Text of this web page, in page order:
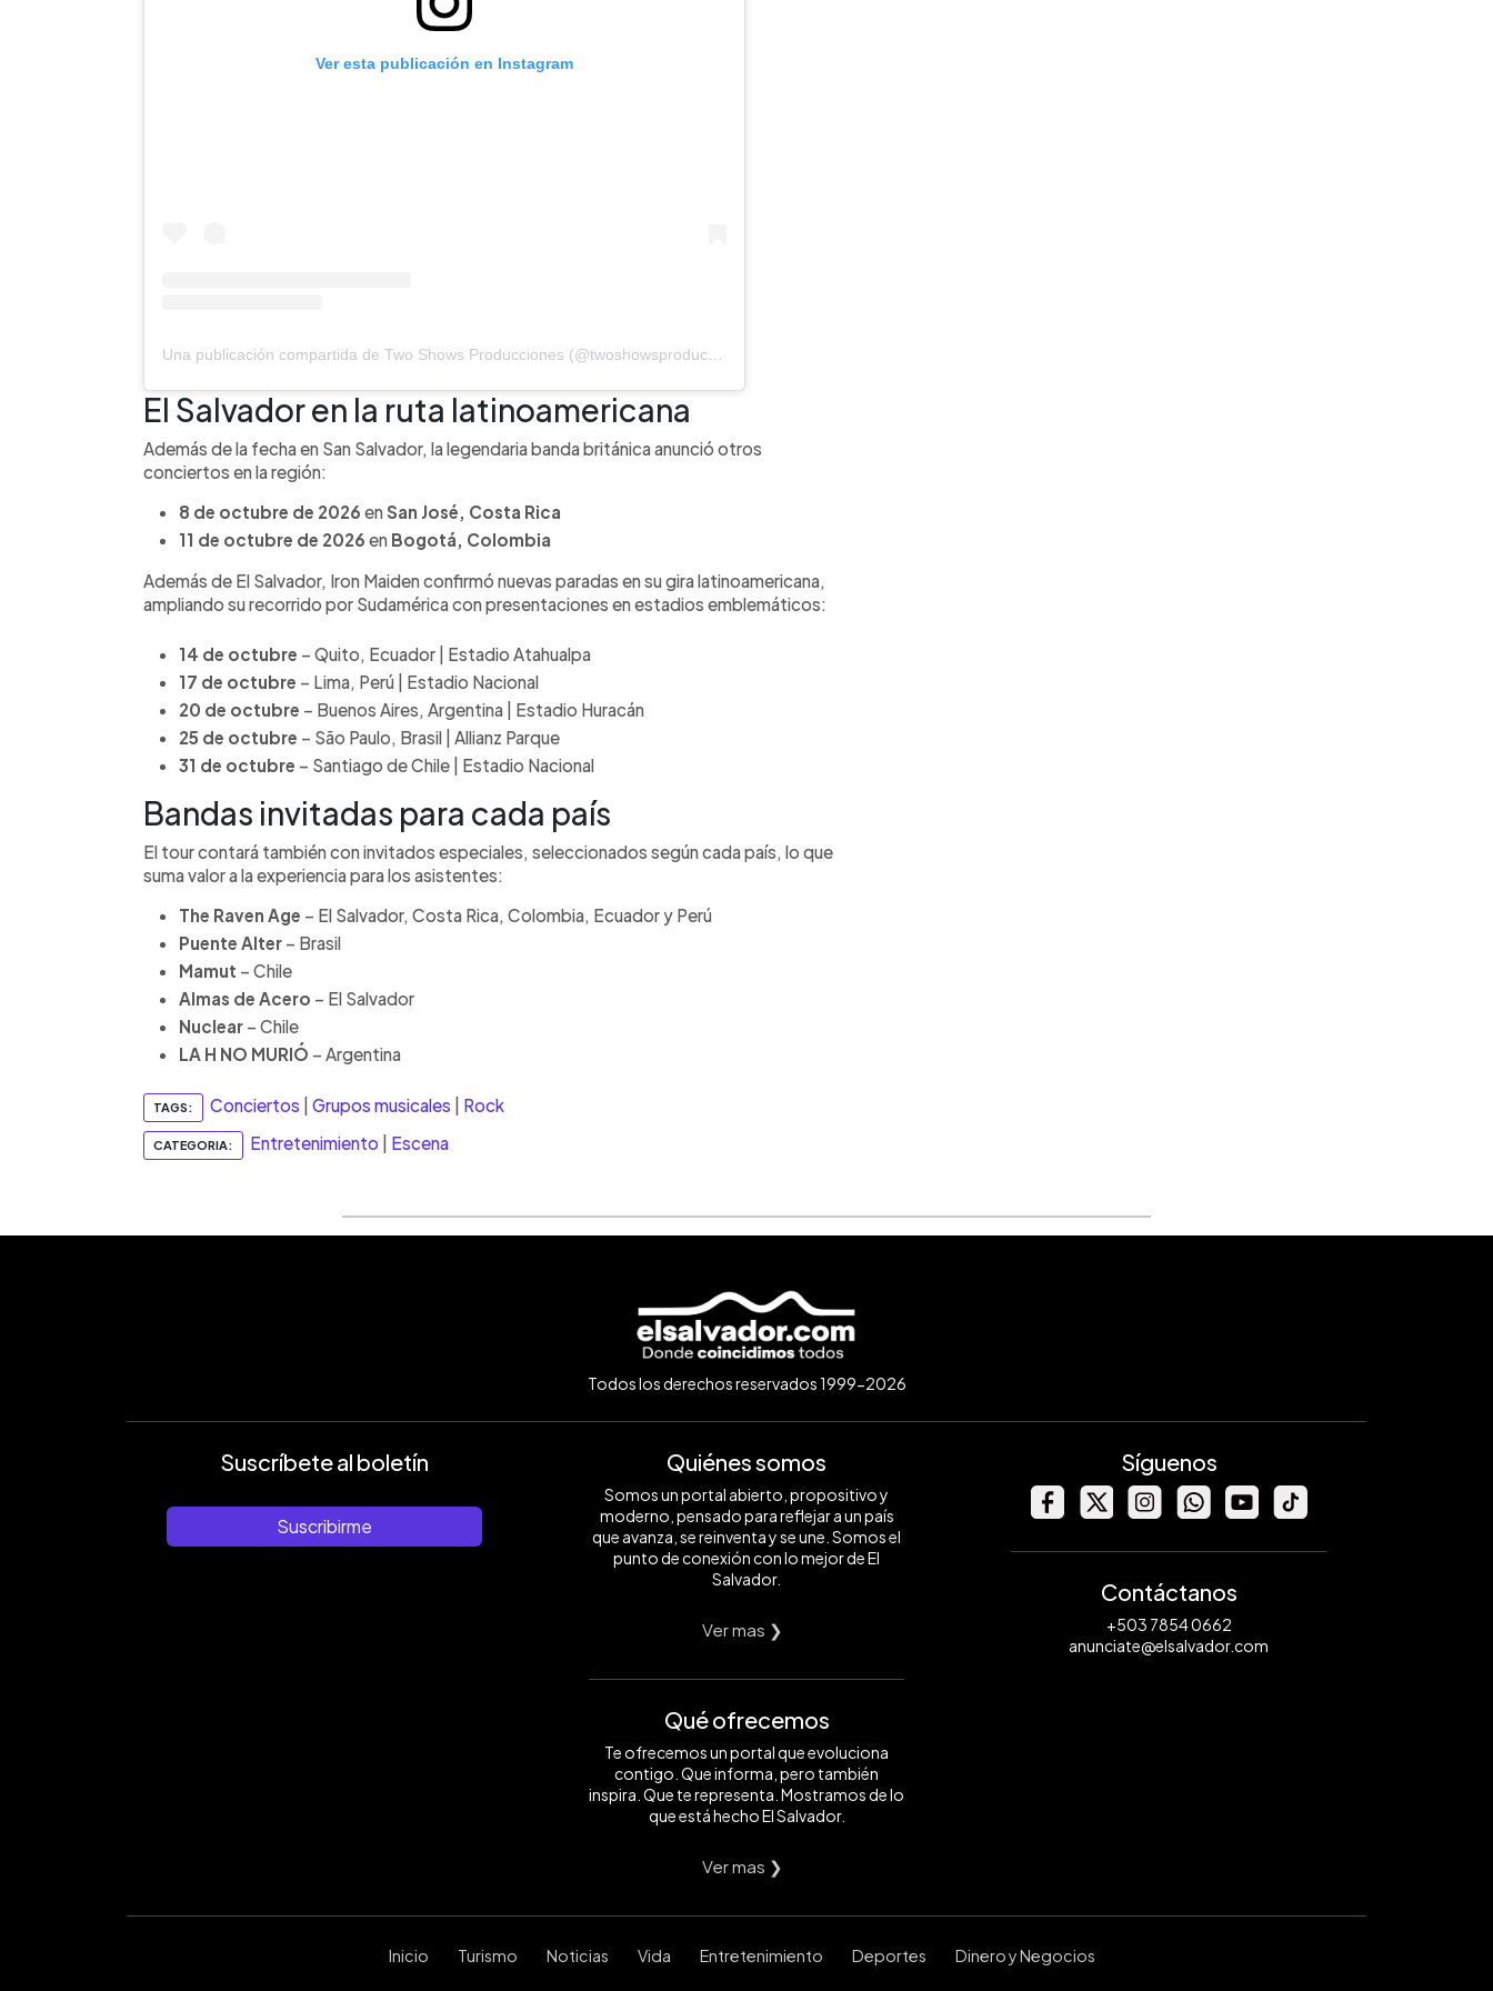
Ver esta publicación en Instagram
El Salvador en la ruta latinoamericana
Además de la fecha en San Salvador, la legendaria banda británica anunció otros
conciertos en la región:
8 de octubre de 2026 en San José, Costa Rica
11 de octubre de 2026 en Bogotá, Colombia
Además de El Salvador, Iron Maiden confirmó nuevas paradas en su gira latinoamericana,
ampliando su recorrido por Sudamérica con presentaciones en estadios emblemáticos:
14 de octubre – Quito, Ecuador | Estadio Atahualpa
17 de octubre – Lima, Perú | Estadio Nacional
20 de octubre – Buenos Aires, Argentina | Estadio Huracán
25 de octubre – São Paulo, Brasil | Allianz Parque
31 de octubre – Santiago de Chile | Estadio Nacional
Bandas invitadas para cada país
El tour contará también con invitados especiales, seleccionados según cada país, lo que
suma valor a la experiencia para los asistentes:
The Raven Age – El Salvador, Costa Rica, Colombia, Ecuador y Perú
Puente Alter – Brasil
Mamut – Chile
Almas de Acero – El Salvador
Nuclear – Chile
LA H NO MURIÓ – Argentina
TAGS: Conciertos Grupos musicales Rock
CATEGORIA: Entretenimiento Escena
Todos los derechos reservados 1999-2026
Suscríbete al boletín
Suscribirme
Quiénes somos
Somos un portal abierto, propositivo y
moderno, pensado para reflejar a un país
que avanza, se reinventa y se une. Somos el
punto de conexión con lo mejor de El
Salvador.
Ver mas ❯
Qué ofrecemos
Te ofrecemos un portal que evoluciona
contigo. Que informa, pero también
inspira. Que te representa. Mostramos de lo
que está hecho El Salvador.
Ver mas ❯
Síguenos
Contáctanos
+503 7854 0662
anunciate@elsalvador.com
Inicio Turismo Noticias Vida Entretenimiento Deportes Dinero y Negocios